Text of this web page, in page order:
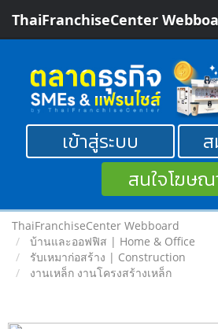
ThaiFranchiseCenter
เข้าสู่ระบบ
สนใจโฆษณ
ThaiFranchiseCenter Webboard
บ้านและออฟฟิส | Home & Office
รับเหมาก่อสร้าง | Construction
งานเหล็ก งานโครงสร้างเหล็ก